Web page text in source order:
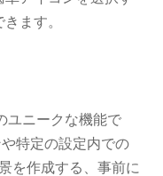
ます。
ユニークな機能で
特定の設定内での
を作成する、事前に